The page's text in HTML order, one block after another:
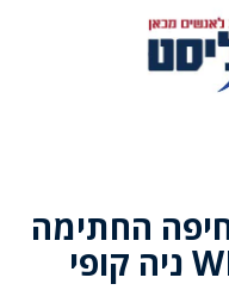
החתימה